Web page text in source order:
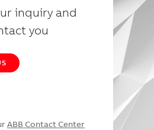
inquiry and
you
ABB Contact Center